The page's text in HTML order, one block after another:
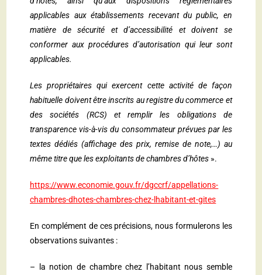
applicables aux établissements recevant du public, en
matière de sécurité et d’accessibilité et doivent se
conformer aux procédures d’autorisation qui leur sont
applicables.
Les propriétaires qui exercent cette activité de façon
habituelle doivent être inscrits au registre du commerce et
des sociétés (RCS) et remplir les obligations de
transparence vis-à-vis du consommateur prévues par les
textes dédiés (affichage des prix, remise de note,…) au
même titre que les exploitants de chambres d’hôtes ».
https://www.economie.gouv.fr/dgccrf/appellations-
chambres-dhotes-chambres-chez-lhabitant-et-gites
En complément de ces précisions, nous formulerons les
observations suivantes :
– la notion de chambre chez l’habitant nous semble